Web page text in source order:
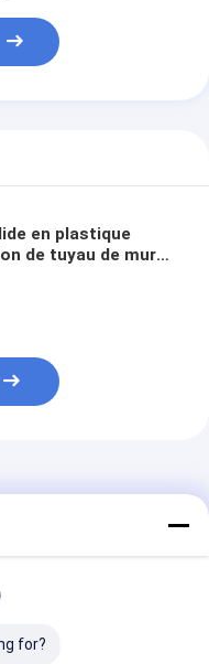
en plastique
de tuyau de mur
for?